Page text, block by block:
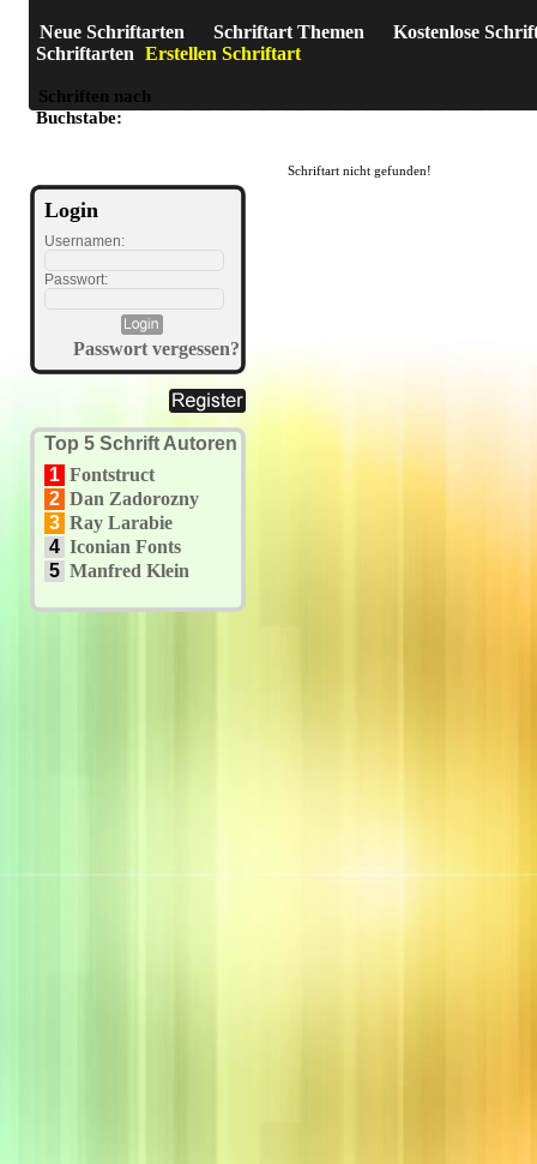
Neue Schriftarten Schriftart Themen
Kostenlose
Schriftarten Erstellen Schriftart
Schriften nach
Buchstabe: A B C D E F G H I J K L M N O P Q R S T U
Login
Usernamen:
Passwort:
Passwort vergessen?
Top 5 Schrift Autoren
1 Fontstruct
2 Dan Zadorozny
3 Ray Larabie
4 Iconian Fonts
5 Manfred Klein
Schriftart nicht gefunden!